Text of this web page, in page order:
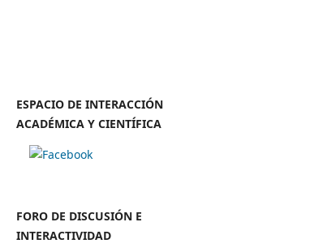
ESPACIO DE INTERACCIÓN
ACADÉMICA Y CIENTÍFICA
FORO DE DISCUSIÓN E
INTERACTIVIDAD